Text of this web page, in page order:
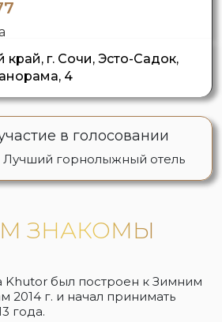
край, г. Сочи, Эсто-Садок,
4
в голосовании
горнолыжный отель
ЗНАКОМЫ
Khutor был построен к Зимним
2014 г. и начал принимать
года.